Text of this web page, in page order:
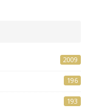
2009
196
193